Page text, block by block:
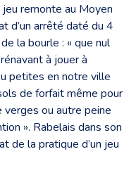
remonte au Moyen
d’un arrêté daté du 4
la bourle : « que nul
à jouer à
petites en notre ville
de forfait même pour
ou autre peine
». Rabelais dans son
de la pratique d’un jeu